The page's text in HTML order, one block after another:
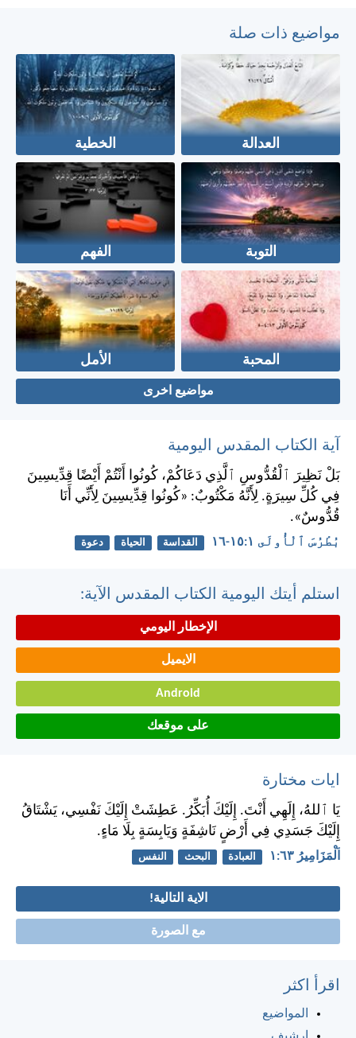
مواضيع ذات صلة
العدالة الخطية
التوبة الفهم
المحبة الأمل
مواضيع اخرى
آية الكتاب المقدس اليومية
بَلْ نَظِيرَ ٱلْقُدُّوسِ ٱلَّذِي دَعَاكُمْ، كُونُوا أَنْتُمْ أَيْضًا قِدِّيسِينَ
فِي كُلِّ سِيرَةٍ. لِأَنَّهُ مَكْتُوبٌ: «كُونُوا قِدِّيسِينَ لِأَنِّي أَنَا
قُدُّوسٌ».
بُطْرُسَ ٱلْأُولَى ١:‏١٥-‏١٦ القداسة الحياة دعوة
استلم أيتك اليومية الكتاب المقدس الآية:
الإخطار اليومي
الايميل
Android
على موقعك
ايات مختارة
يَا ٱللهُ، إِلَهِي أَنْتَ. إِلَيْكَ أُبَكِّرُ. عَطِشَتْ إِلَيْكَ نَفْسِي، يَشْتَاقُ
إِلَيْكَ جَسَدِي فِي أَرْضٍ نَاشِفَةٍ وَيَابِسَةٍ بِلَا مَاءٍ.
اَلْمَزَامِيرُ ٦٣:‏١ العبادة البحث النفس
الاية التالية!
مع الصورة
اقرأ اكثر
المواضيع